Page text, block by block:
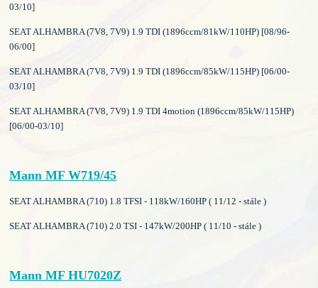
03/10]
SEAT ALHAMBRA (7V8, 7V9) 1.9 TDI (1896ccm/81kW/110HP) [08/96-
06/00]
SEAT ALHAMBRA (7V8, 7V9) 1.9 TDI (1896ccm/85kW/115HP) [06/00-
03/10]
SEAT ALHAMBRA (7V8, 7V9) 1.9 TDI 4motion (1896ccm/85kW/115HP)
[06/00-03/10]
Mann MF W719/45
SEAT ALHAMBRA (710) 1.8 TFSI - 118kW/160HP ( 11/12 - stále )
SEAT ALHAMBRA (710) 2.0 TSI - 147kW/200HP ( 11/10 - stále )
Mann MF HU7020Z